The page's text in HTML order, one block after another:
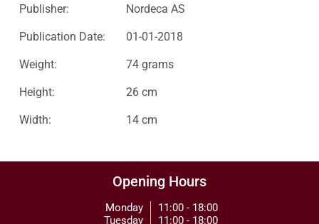
Publisher: Nordeca AS
Publication Date: 01-01-2018
Weight: 74 grams
Height: 26 cm
Width: 14 cm
Opening Hours
Monday
Tuesday
11:00 - 18:00
11:00 - 18:00